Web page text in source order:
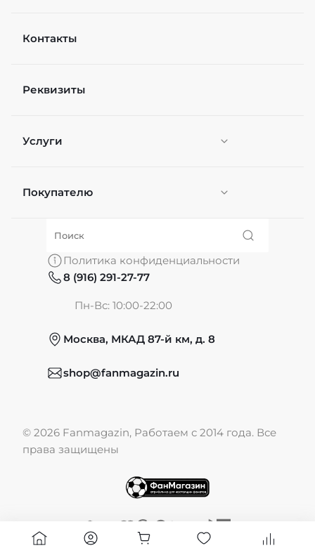
Контакты
Реквизиты
Услуги
Персонификация
Покупателю
О нас
Обмен и возврат
Публичная оферта
Политика конфиденциальности
8 (916) 291-27-77
Пн-Вс: 10:00-22:00
Москва, МКАД 87-й км, д. 8
shop@fanmagazin.ru
© 2026 Fanmagazin, Работаем с 2014 года. Все
права защищены